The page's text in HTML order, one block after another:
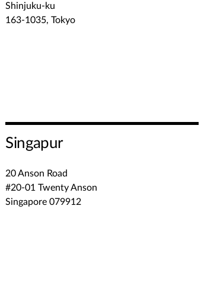
Shinjuku-ku
163-1035, Tokyo
Singapur
20 Anson Road
#20-01 Twenty Anson
Singapore 079912